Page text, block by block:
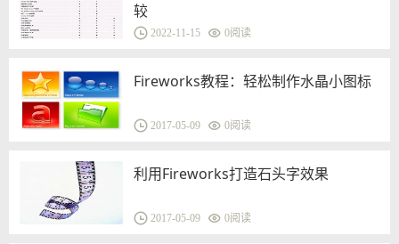
较
2022-11-15 0阅读
Fireworks教程：轻松制作水晶小图标
2017-05-09 0阅读
利用Fireworks打造石头字效果
2017-05-09 0阅读